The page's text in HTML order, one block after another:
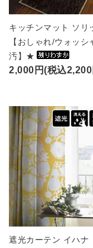
キッチンマット ソリ
【おしゃれ/ウォッシ
汚】★
2,000円(税込
遮光カーテン イハナ